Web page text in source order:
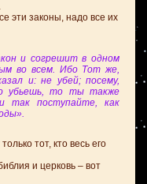
эти законы, надо все их
и согрешит в одном
во всем. Ибо Тот же,
и: не убей; посему,
убьешь, то ты также
так поступайте, как
тот, кто весь его
и церковь – вот